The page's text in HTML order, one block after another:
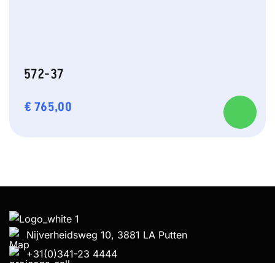
572-37
€ 765,00
Nijverheidsweg 10, 3881 LA Putten
+31(0)341-23 4444